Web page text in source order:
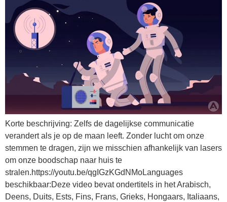
Korte beschrijving: Zelfs de dagelijkse communicatie
verandert als je op de maan leeft. Zonder lucht om onze
stemmen te dragen, zijn we misschien afhankelijk van lasers
om onze boodschap naar huis te
stralen.https://youtu.be/qgIGzKGdNMoLanguages
beschikbaar:Deze video bevat ondertitels in het Arabisch,
Deens, Duits, Ests, Fins, Frans, Grieks, Hongaars, Italiaans,